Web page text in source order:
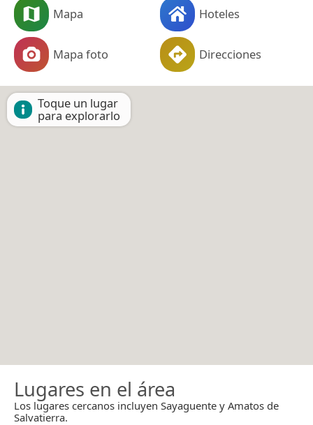
Mapa Hoteles
Mapa foto Direcciones
Toque un lugar
para explorarlo
Lugares en el área
Los lugares cercanos incluyen Sayaguente y Amatos de
Salvatierra.